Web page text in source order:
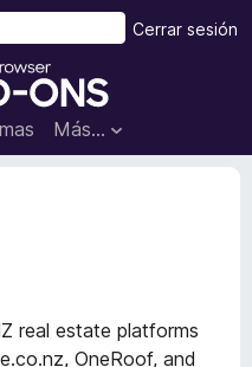
Más...
Cerrar sesión
real estate platforms
OneRoof, and